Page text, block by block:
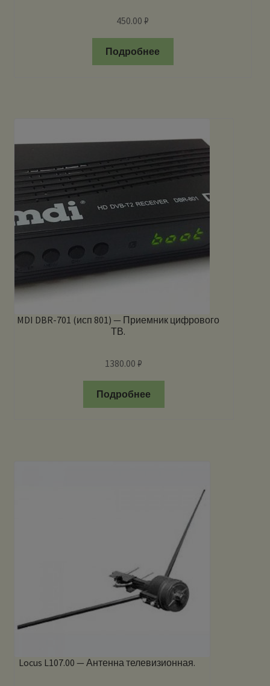
450.00₽
Подробнее
MDI DBR-701 (исп 801) — Приемник цифрового
ТВ.
1380.00₽
Подробнее
Locus L107.00 — Антенна телевизионная.